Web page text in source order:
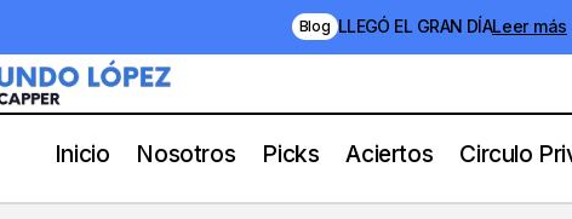
Blog LLEGÓ EL GRAN DÍALeer más
Inicio Nosotros Picks Aciertos Circulo